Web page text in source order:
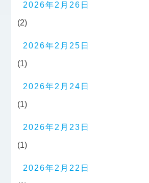
2026年2月26日
(2)
2026年2月25日
(1)
2026年2月24日
(1)
2026年2月23日
(1)
2026年2月22日